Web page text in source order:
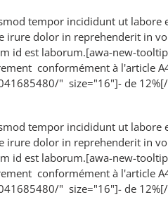
tempor incididunt ut
dolor in reprehenderit in
est laborum.[awa-new-
conformément à l'article
" size="16"]- de
tempor incididunt ut
dolor in reprehenderit in
est laborum.[awa-new-
conformément à l'article
" size="16"]- de